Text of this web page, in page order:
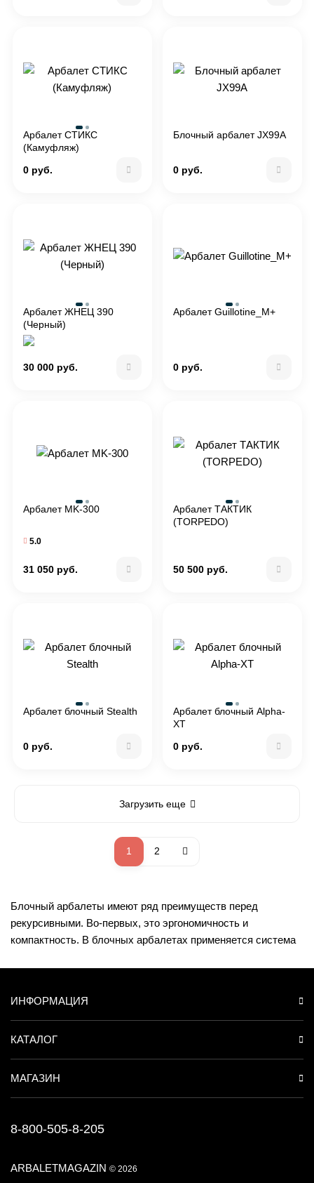
Арбалет СТИКС
(Камуфляж)
0 руб.
Блочный арбалет JX99А
0 руб.
Арбалет ЖНЕЦ 390
(Черный)
30 000 руб.
Арбалет Guillotine_M+
0 руб.
Арбалет MK-300
5.0
31 050 руб.
Арбалет ТАКТИК
(TORPEDO)
50 500 руб.
Арбалет блочный Stealth
0 руб.
Арбалет блочный Alpha-
XT
0 руб.
Загрузить еще
1 2
Блочный арбалеты имеют ряд преимуществ перед
рекурсивными. Во-первых, это эргономичность и
компактность. В блочных арбалетах применяется система
платежом. Есть множество вариантов оплаты, включая
Если перед Вами стоит вопрос, какой блочный арбалет
ARBALETMAGAZIN © 2026
ИНФОРМАЦИЯ
КАТАЛОГ
МАГАЗИН
8-800-505-8-205